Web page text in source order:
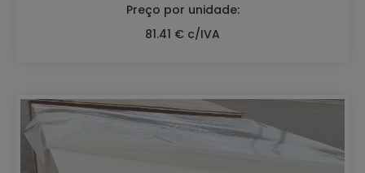
Preço por unidade:
81.41 € c/IVA